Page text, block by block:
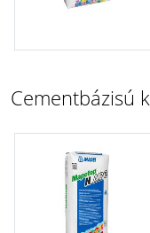
Cementbázisú